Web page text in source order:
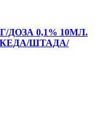
0,1% 10МЛ.
ШТАДА/